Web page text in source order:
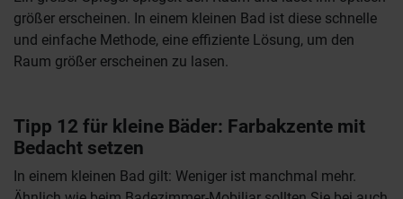
größer erscheinen. In einem kleinen Bad ist diese schnelle
und einfache Methode, eine effiziente Lösung, um den
Raum größer erscheinen zu lasen.
Tipp 12 für kleine Bäder: Farbakzente mit
Bedacht setzen
In einem kleinen Bad gilt: Weniger ist manchmal mehr.